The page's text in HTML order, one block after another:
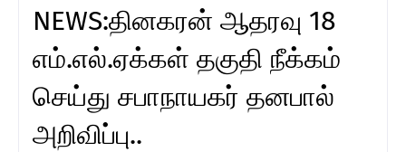
NEWS:தினகரன் ஆதரவு 18
எம்.எல்.ஏக்கள் தகுதி நீக்கம்
செய்து சபாநாயகர் தனபால்
அறிவிப்பு..